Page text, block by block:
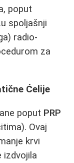
poput
spoljašnji
radio-
za
Ćelije
poput PRP
Ovaj
krvi
izdvojila